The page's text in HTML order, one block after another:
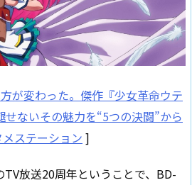
が変わった。傑作『少女革命ウテ
ないその魅力を“5つの決闘”から
ステーション ]
放送20周年ということで、BD-